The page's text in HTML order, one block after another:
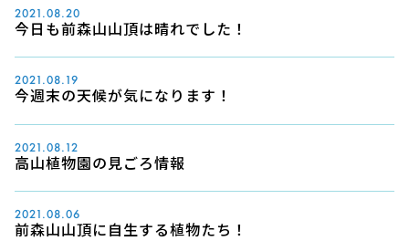
2021.08.20
今日も前森山山頂は晴れでした！
2021.08.19
今週末の天候が気になります！
2021.08.12
高山植物園の見ごろ情報
2021.08.06
前森山山頂に自生する植物たち！